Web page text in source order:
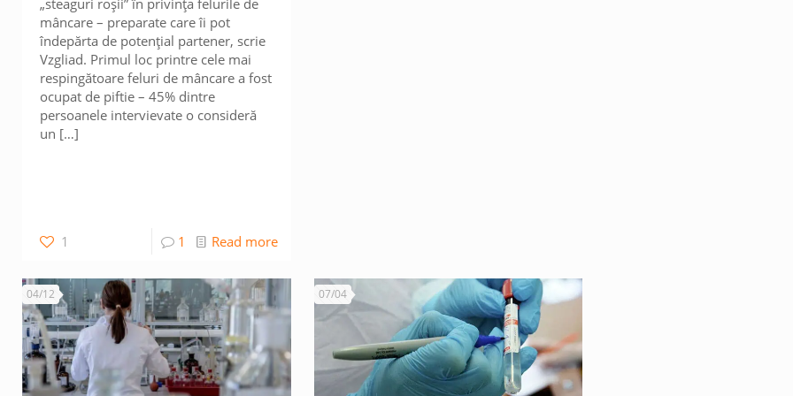
„steaguri roșii” în privința felurile de
mâncare – preparate care îi pot
îndepărta de potențial partener, scrie
Vzgliad. Primul loc printre cele mai
respingătoare feluri de mâncare a fost
ocupat de piftie – 45% dintre
persoanele intervievate o consideră
un […]
1 1 Read more
04/12 07/04